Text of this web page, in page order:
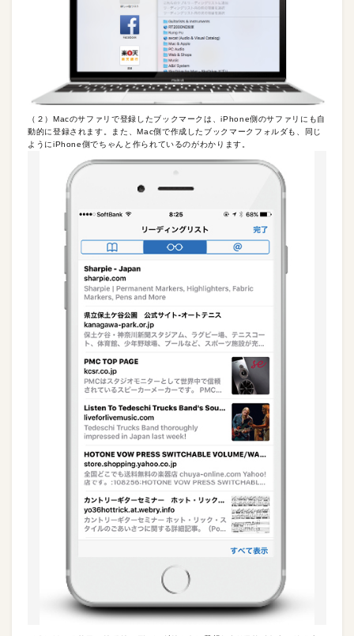
（２）Macのサファリで登録したブックマークは、iPhone側のサファリにも自
動的に登録されます。また、Mac側で作成したブックマークフォルダも、同じ
ようにiPhone側でちゃんと作られているのがわかります。